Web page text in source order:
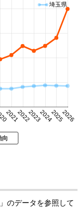
202120222023202420252026
埼玉県
向
」のデータを参照して